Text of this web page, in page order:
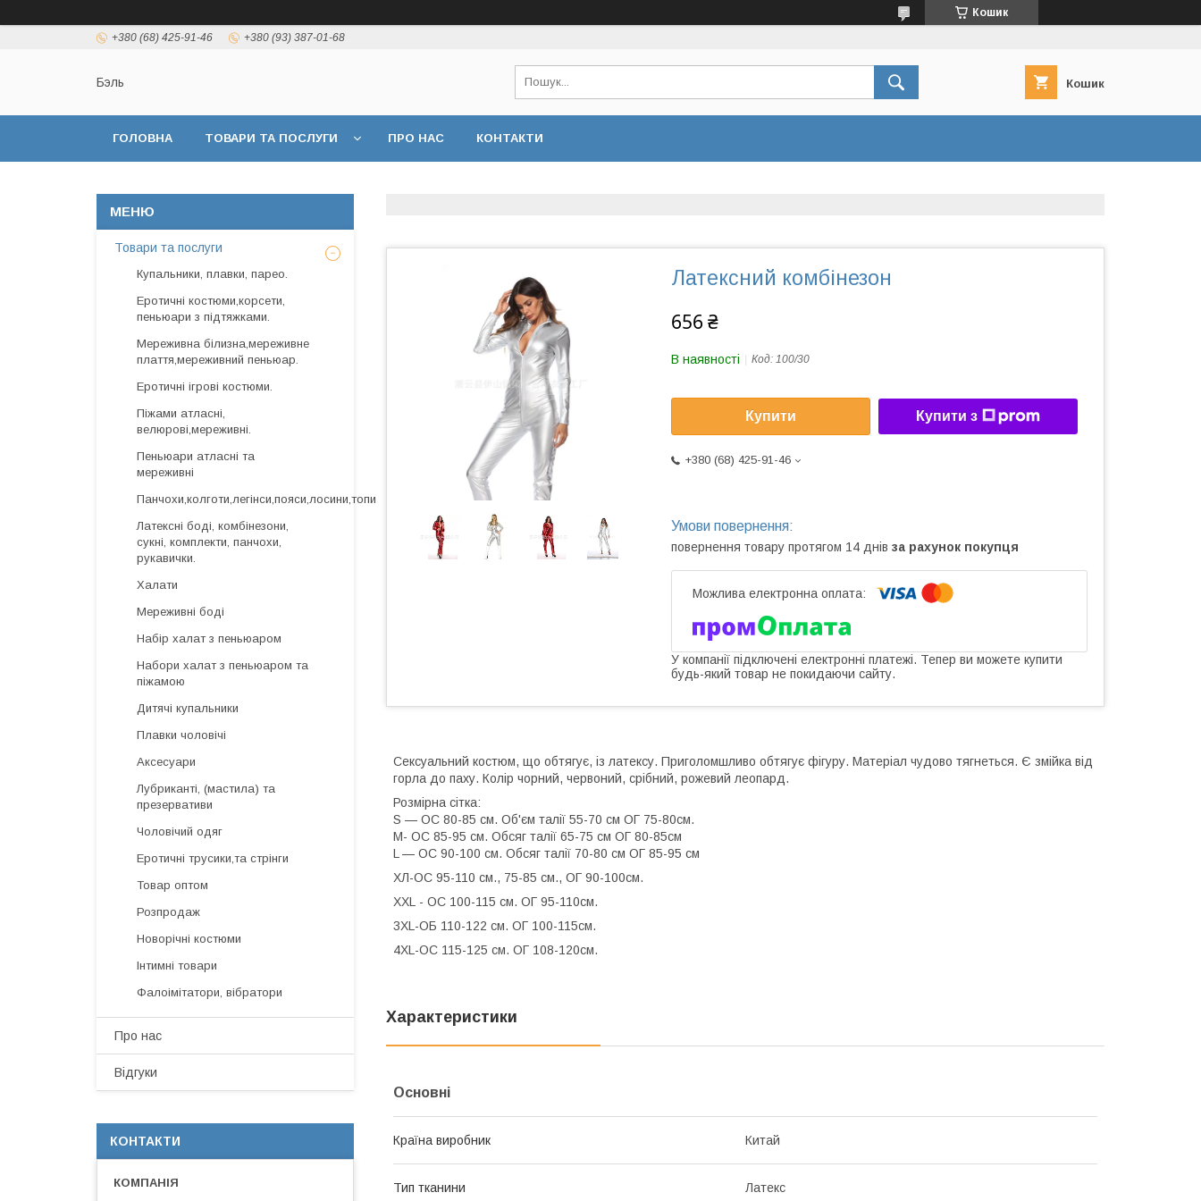
Кошик
+380 (68) 425-91-46 +380 (93) 387-01-68
Бэль Кошик
ГОЛОВНА ТОВАРИ ТА ПОСЛУГИ ПРО НАС КОНТАКТИ
Латексний комбінезон
656 ₴
В наявності Код: 100/30
Купити Купити з
+380 (68) 425-91-46
повернення товару протягом 14 днів за рахунок покупця
У компанії підключені електронні платежі. Тепер ви можете купити
будь-який товар не покидаючи сайту.
Сексуальний костюм, що обтягує, із латексу. Приголомшливо обтягує фігуру. Матеріал чудово тягнеться. Є змійка від
горла до паху. Колір чорний, червоний, срібний, рожевий леопард.
Розмірна сітка:
S — ОС 80-85 см. Об'єм талії 55-70 см ОГ 75-80см.
M- ОС 85-95 см. Обсяг талії 65-75 см ОГ 80-85см
L — ОС 90-100 см. Обсяг талії 70-80 см ОГ 85-95 см
ХЛ-ОС 95-110 см., 75-85 см., ОГ 90-100см.
ХХL - ОС 100-115 см. ОГ 95-110см.
3XL-ОБ 110-122 см. ОГ 100-115см.
4XL-ОС 115-125 см. ОГ 108-120см.
Характеристики
Основні
Країна виробник Китай
Тип тканини Латекс
Товари та послуги
Купальники, плавки, парео.
Еротичні костюми,корсети,
пеньюари з підтяжками.
Мереживна білизна,мереживне
плаття,мереживний пеньюар.
Еротичні ігрові костюми.
Піжами атласні,
велюрові,мереживні.
Пеньюари атласні та
мереживні
Панчохи,колготи,легінси,пояси,лосини,топи
Латексні боді, комбінезони,
сукні, комплекти, панчохи,
рукавички.
Халати
Мереживні боді
Набір халат з пеньюаром
Набори халат з пеньюаром та
піжамою
Дитячі купальники
Плавки чоловічі
Аксесуари
Лубриканті, (мастила) та
презервативи
Чоловічий одяг
Еротичні трусики,та стрінги
Товар оптом
Розпродаж
Новорічні костюми
Інтимні товари
Фалоімітатори, вібратори
Про нас
Відгуки
КОНТАКТИ